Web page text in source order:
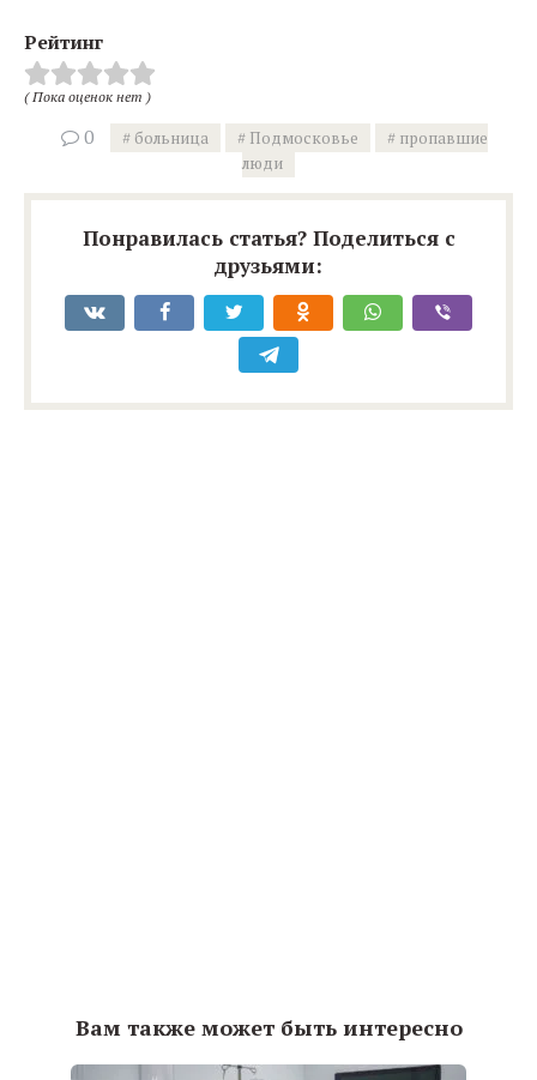
Рейтинг
( Пока оценок нет )
0 больница Подмосковье
пропавшие
люди
Понравилась статья? Поделиться с
друзьями:
Вам также может быть интересно